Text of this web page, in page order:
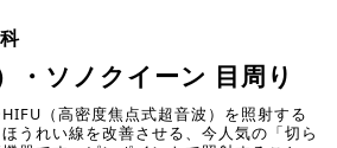
・ソノクイーン 目周り
（高密度焦点式超音波）を照射する
うれい線を改善させる、今人気の「切ら